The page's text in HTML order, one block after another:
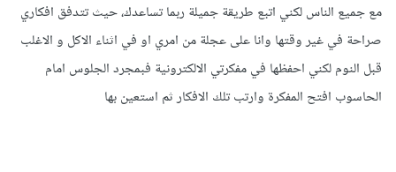
مع جميع الناس لكني اتبع طريقة جميلة ربما تساعدك، حيث تتدفق افكاري
صراحة في غير وقتها وانا على عجلة من امري او في اثناء الاكل و الاغلب
قبل النوم لكني احفظها في مفكرتي الالكترونية فبمجرد الجلوس امام
الحاسوب افتح المفكرة وارتب تلك الافكار ثم استعين بها